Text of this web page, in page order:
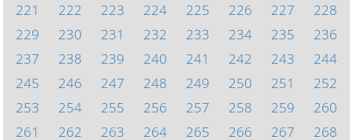
221
222 223 224 225 226 227
228
229
230 231 232 233 234 235
236
237
238 239 240 241 242 243
244
245
246 247 248 249 250 251
252
253
254 255 256 257 258 259
260
261
262 263 264 265 266 267
268